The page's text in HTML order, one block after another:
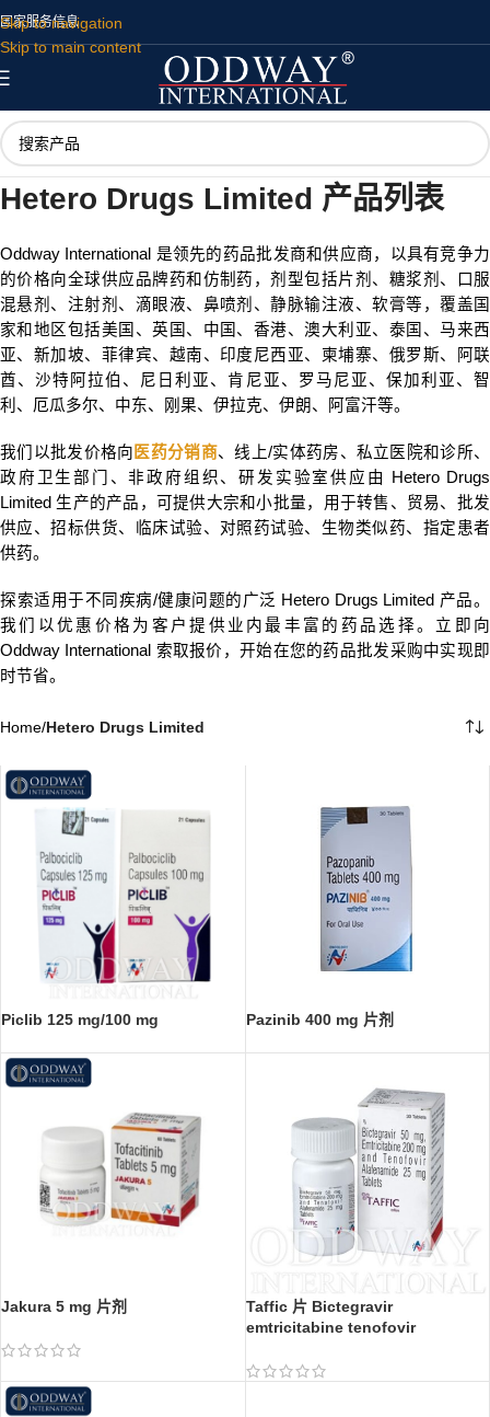
Skip to navigation
Skip to main content
国家服务信息
Hetero Drugs Limited 产品列表
Oddway International 是领先的药品批发商和供应商，以具有竞争力
的价格向全球供应品牌药和仿制药，剂型包括片剂、糖浆剂、口服
混悬剂、注射剂、滴眼液、鼻喷剂、静脉输注液、软膏等，覆盖国
家和地区包括美国、英国、中国、香港、澳大利亚、泰国、马来西
亚、新加坡、菲律宾、越南、印度尼西亚、柬埔寨、俄罗斯、阿联
酋、沙特阿拉伯、尼日利亚、肯尼亚、罗马尼亚、保加利亚、智
利、厄瓜多尔、中东、刚果、伊拉克、伊朗、阿富汗等。
我们以批发价格向 医药分销商、线上/实体药房、私立医院和诊所、
政府卫生部门、非政府组织、研发实验室供应由 Hetero Drugs
Limited 生产的产品，可提供大宗和小批量，用于转售、贸易、批发
供应、招标供货、临床试验、对照药试验、生物类似药、指定患者
供药。
探索适用于不同疾病/健康问题的广泛 Hetero Drugs Limited 产品。
我们以优惠价格为客户提供业内最丰富的药品选择。立即向
Oddway International 索取报价，开始在您的药品批发采购中实现即
时节省。
Home/Hetero Drugs Limited
Piclib 125 mg/100 mg Pazinib 400 mg 片剂
Jakura 5 mg 片剂
Taffic 片 Bictegravir
emtricitabine tenofovir